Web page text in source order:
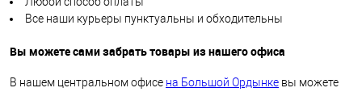
Все наши курьеры пунктуальны и обходительны
Вы можете сами забрать товары из нашего офиса
В нашем центральном офисе на Большой Ордынке вы можете